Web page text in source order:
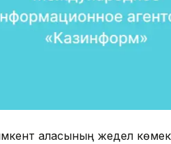
қаласының жедел